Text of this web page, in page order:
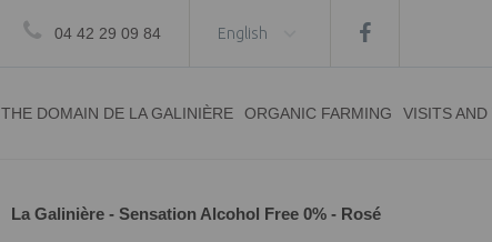
04 42 29 09 84 English
THE DOMAIN DE LA GALINIÈRE ORGANIC FARMING VISITS
La Galinière - Sensation Alcohol Free 0% - Rosé